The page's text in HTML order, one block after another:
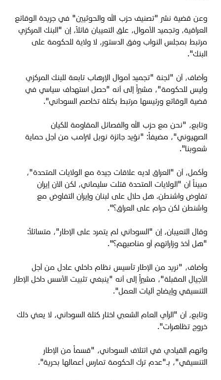
وعن قضية نشر "تصنيف حزب الله والحوثيين" في جريدة الوقائع
العراقية، وتجميد الأموال، علق التعيبان قائلاً، إن "البنك المركزي
مرتبط بمجلس النواب وفق الدستور، لا ولاية للحكومة على
البنك".
وأضاف، أن "لجنة "تجميد أموال الإرهاب تابعة للبنك المركزي
وليس للحكومة"، مشيراً إلى أنه "حصل استهداف سياسي في
قضية الوقائع ورئيسها مرتبط بكتلة تخاصم السوداني".
وتابع، "نحن مع حزب الله والفصائل المقاومة للكيان
الصهيوني"، مضيفاً: "نؤيد جائزة نوبل لترامب من أجل حماية
شعوبنا".
وأكمل، أن "العراق لديه علاقات جيدة مع الولايات المتحدة"،
مبيناً أن "الولايات المتحدة قتلت سليماني، لكن الآن إيران
تفاوض واشنطن. هل حلال على لبنان وإيران التفاوض مع
واشنطن لكن حرام على العراق؟".
وقال التعيبان، إن "السوداني لم يتمرد على الإطار"، متسائلاً:
"هل أخذ وزاراتهم أو مناصبهم؟".
وأضاف، "نريد من الإطار تأسيس نظام داخلي عادل من أجل
الأجيال المقبلة"، مشيراً إلى أنه "ينبغي تثبيت الأسس داخل الإطار
التنسيقي وإيضاح آليات العمل".
وتابع، أن "الرأي العام الشعبي اختار كتلة السوداني، لا يعني ذلك
خروج تظاهرات".
واتهم القيادي في ائتلاف السوداني، "قسماً من الإطار
التنسيقي"، بـ"عدم ترك الحكومة تمارس أعمالها بحرية".